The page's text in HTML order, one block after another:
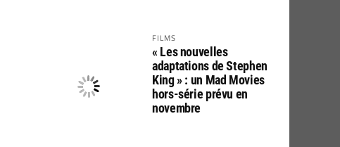
FILMS
« Les nouvelles
adaptations de Stephen
King » : un Mad Movies
hors-série prévu en
novembre